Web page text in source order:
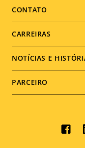
menu
CONTATO
CARREIRAS
NOTÍCIAS E
PARCEIRO